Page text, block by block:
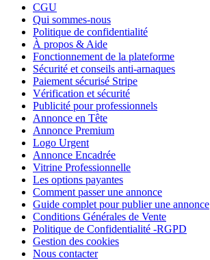
CGU
Qui sommes-nous
Politique de confidentialité
À propos & Aide
Fonctionnement de la plateforme
Sécurité et conseils anti-arnaques
Paiement sécurisé Stripe
Vérification et sécurité
Publicité pour professionnels
Annonce en Tête
Annonce Premium
Logo Urgent
Annonce Encadrée
Vitrine Professionnelle
Les options payantes
Comment passer une annonce
Guide complet pour publier une annonce
Conditions Générales de Vente
Politique de Confidentialité -RGPD
Gestion des cookies
Nous contacter